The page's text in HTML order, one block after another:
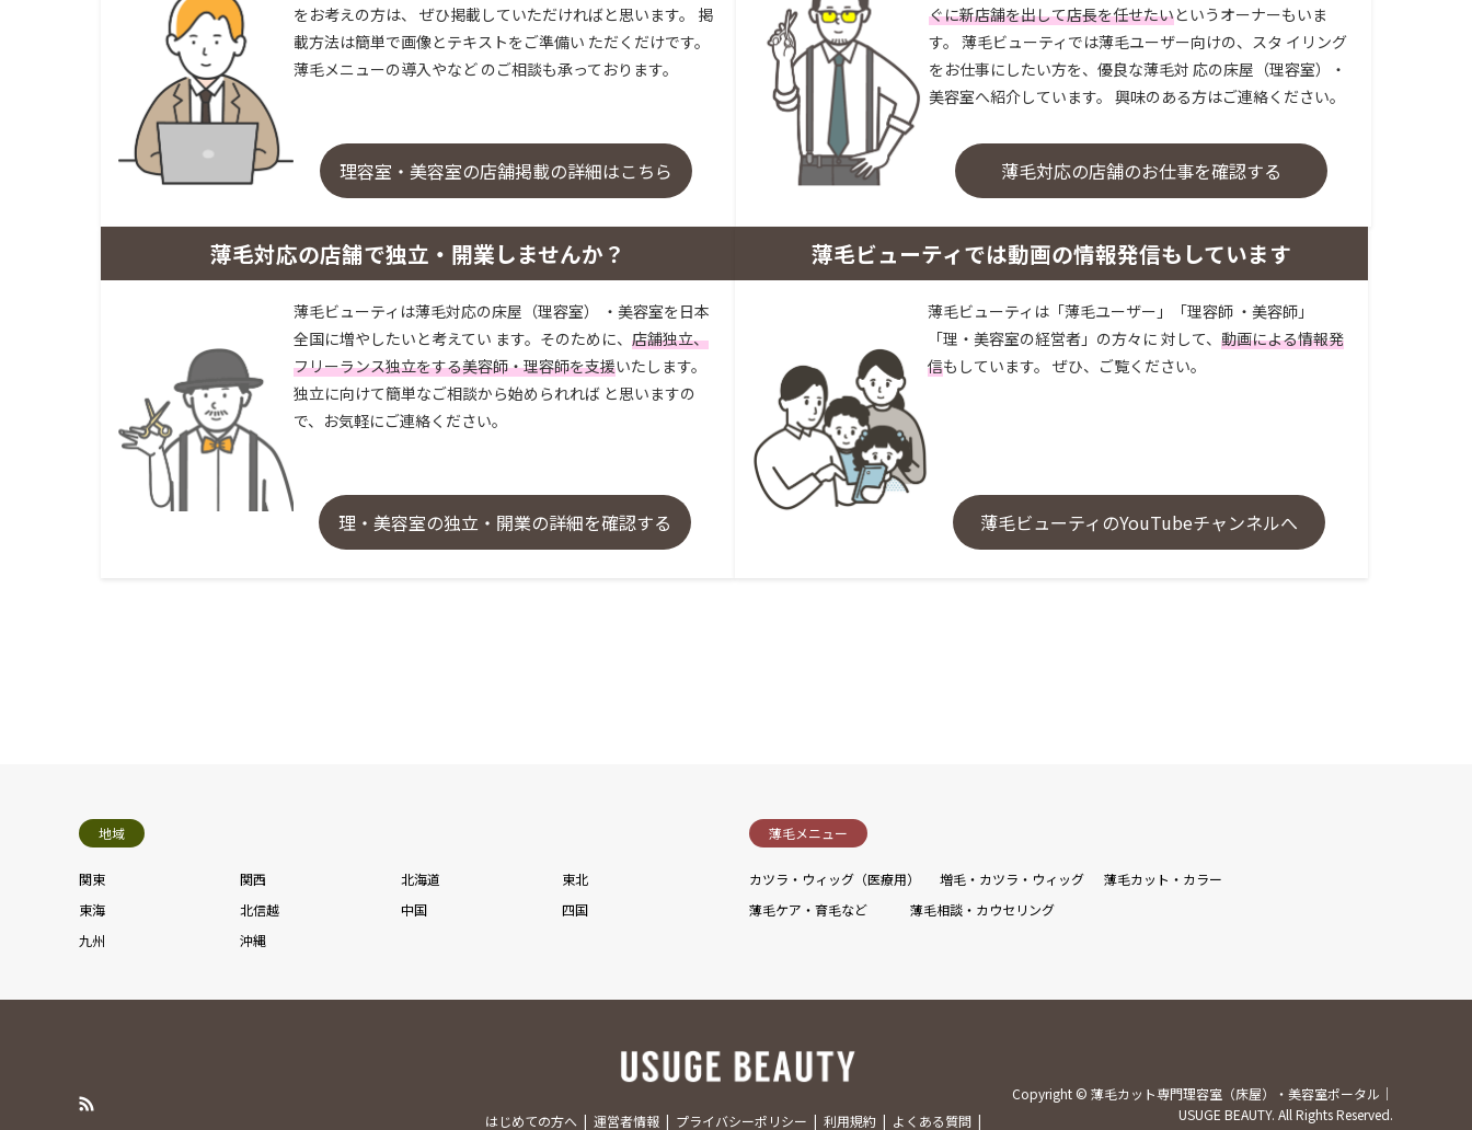
をお考えの方は、 ぜひ掲載していただければと思います。 掲
載方法は簡単で画像とテキストをご準備い ただくだけです。
薄毛メニューの導入やなど のご相談も承っております。
理容室・美容室の店舗掲載の詳細はこちら
ぐに新店舗を出して店長を任せたいというオーナーもいま
す。 薄毛ビューティでは薄毛ユーザー向けの、スタ イリング
をお仕事にしたい方を、優良な薄毛対 応の床屋（理容室）・
美容室へ紹介しています。 興味のある方はご連絡ください。
薄毛対応の店舗のお仕事を確認する
薄毛対応の店舗で独立・開業しませんか？
薄毛ビューティは薄毛対応の床屋（理容室） ・美容室を日本
全国に増やしたいと考えてい ます。そのために、 店舗独立、
フリーランス独立をする美容師・理容師を支援いたします。
独立に向けて簡単なご相談から始められれば と思いますの
で、お気軽にご連絡ください。
理・美容室の独立・開業の詳細を確認する
薄毛ビューティでは動画の情報発信もしています
薄毛ビューティは「薄毛ユーザー」「理容師 ・美容師」
「理・美容室の経営者」の方々に 対して、 動画による情報発
信もしています。 ぜひ、ご覧ください。
薄毛ビューティのYouTubeチャンネルへ
地域
関東 関西 北海道
東北
東海
北信越 中国
四国
九州
沖縄
薄毛メニュー
カツラ・ウィッグ（医療用） 増毛・カツラ・ウィッグ
薄毛カット・カラー
薄毛ケア・育毛など
薄毛相談・カウセリング
はじめての方へ 運営者情報 プライバシーポリシー 利用規約 よくある質問
Copyright © 薄毛カット専門理容室（床屋）・美容室ポータル｜
USUGE BEAUTY. All Rights Reserved.